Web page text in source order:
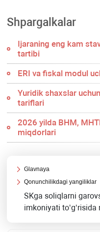
Shpargalkalar
Ijaraning eng kam
tartibi
ERI va fiskal modul
Yuridik shaхslar
tariflari
2026 yilda BHM,
miqdorlari
Glavnaya
Qonunchilikdagi yangiliklar
SKga soliqlarni
imkoniyati